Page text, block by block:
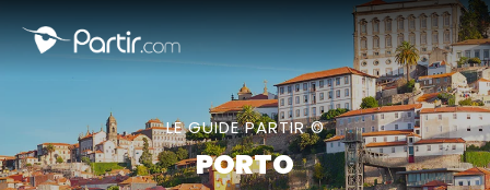
LE GUIDE PARTIR ©
PORTO
Fermer
📍 Destinations populaires